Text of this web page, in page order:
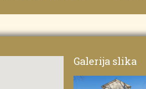
Galerija slika